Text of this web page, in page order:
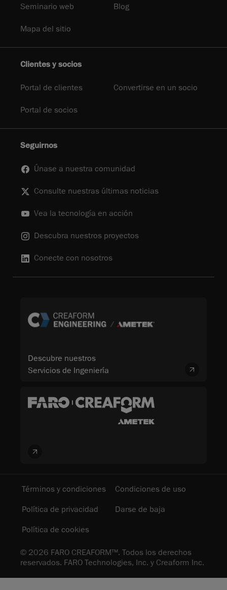
Seminario web Blog
Mapa del sitio
Clientes y socios
Portal de clientes Convertirse en un socio
Portal de socios
Seguirnos
Únase a nuestra comunidad
Consulte nuestras últimas noticias
Vea la tecnología en acción
Descubra nuestros proyectos
Conecte con nosotros
Descubre nuestros
Servicios de Ingeniería
© 2026 FARO CREAFORM™. Todos los derechos
reservados. FARO Technologies, Inc. y Creaform Inc.
Términos y condiciones
Condiciones de uso
Política de privacidad
Darse de baja
Política de cookies